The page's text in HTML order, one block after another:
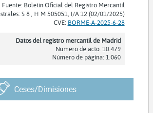
Fuente: Boletín Oficial del Registro Mercantil
S 8 , H M 505051, I/A 12 (02/01/2025)
CVE: BORME-A-2025-6-28
Datos del registro mercantil de Madrid
Número de acto: 10.479
Número de página: 1.060
Ceses/Dimisiones